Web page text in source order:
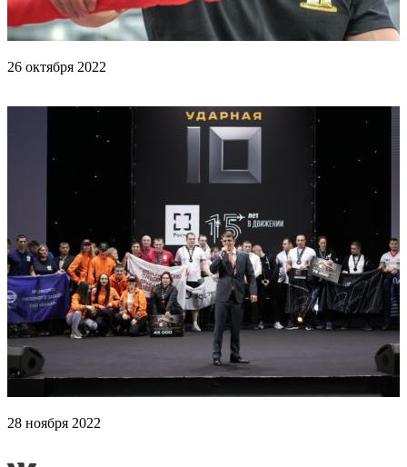
26 октября 2022
28 ноября 2022